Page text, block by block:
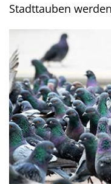
Stadttauben